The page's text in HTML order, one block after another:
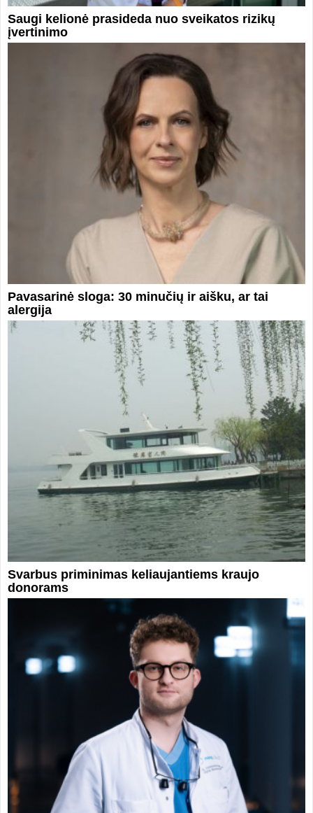
Saugi kelionė prasideda nuo sveikatos rizikų
įvertinimo
Pavasarinė sloga: 30 minučių ir aišku, ar tai
alergija
Svarbus priminimas keliaujantiems kraujo
donorams